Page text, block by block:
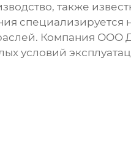
также
Компания ООО
условий